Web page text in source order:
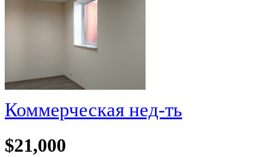
Коммерческая нед-ть
$21,000